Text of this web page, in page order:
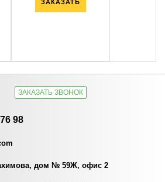
ЗАКАЗАТЬ
ЗАКАЗАТЬ ЗВОНОК
98
дом № 59Ж, офис 2